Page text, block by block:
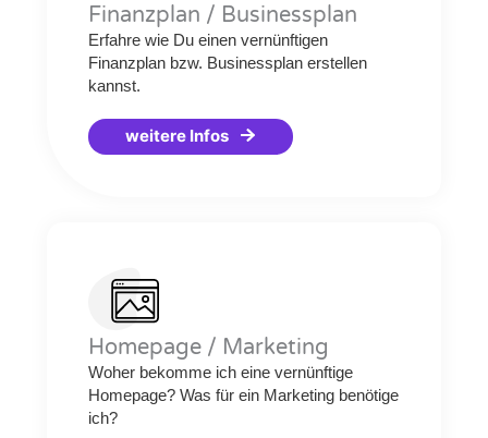
Finanzplan / Businessplan
Erfahre wie Du einen vernünftigen
Finanzplan bzw. Businessplan erstellen
kannst.
weitere Infos
Homepage / Marketing
Woher bekomme ich eine vernünftige
Homepage? Was für ein Marketing benötige
ich?